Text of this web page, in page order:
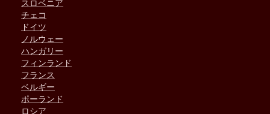
スロベニア
チェコ
ドイツ
ノルウェー
ハンガリー
フィンランド
フランス
ベルギー
ポーランド
ロシア